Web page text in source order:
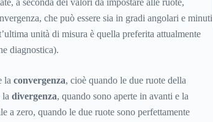
a seconda dei valori da impostare alle ruote,
che può essere sia in gradi angolari e minuti
unità di misura è quella preferita attualmente
diagnostica).
la convergenza, cioè quando le due ruote della
la divergenza, quando sono aperte in avanti e la
a zero, quando le due ruote sono perfettamente